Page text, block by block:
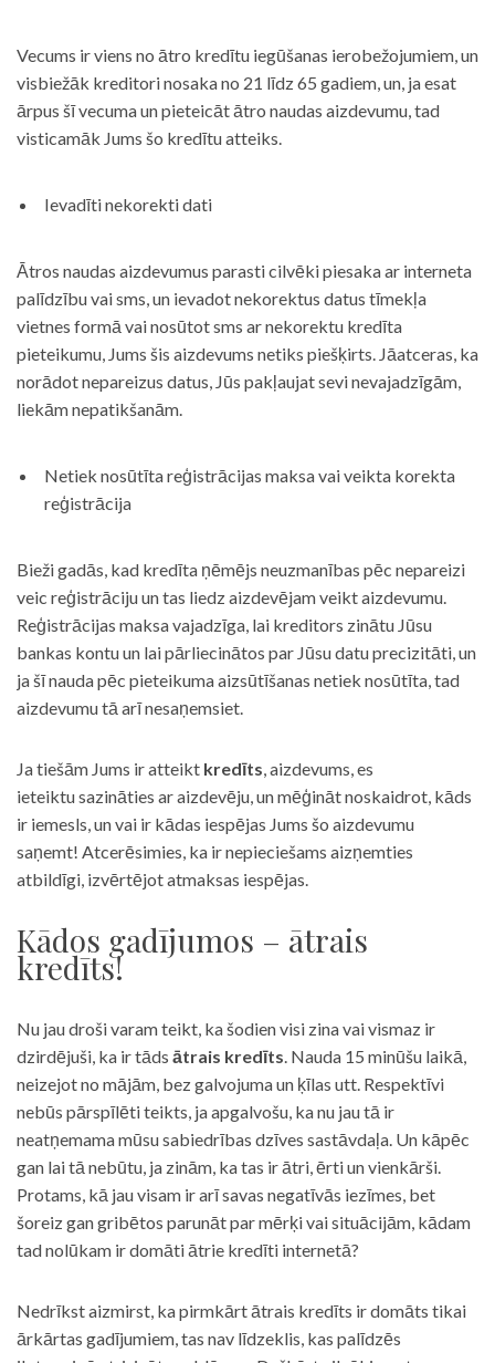
Vecums ir viens no ātro kredītu iegūšanas ierobežojumiem, un
visbiežāk kreditori nosaka no 21 līdz 65 gadiem, un, ja esat
ārpus šī vecuma un pieteicāt ātro naudas aizdevumu, tad
visticamāk Jums šo kredītu atteiks.
Ievadīti nekorekti dati
Ātros naudas aizdevumus parasti cilvēki piesaka ar interneta
palīdzību vai sms, un ievadot nekorektus datus tīmekļa
vietnes formā vai nosūtot sms ar nekorektu kredīta
pieteikumu, Jums šis aizdevums netiks piešķirts. Jāatceras, ka
norādot nepareizus datus, Jūs pakļaujat sevi nevajadzīgām,
liekām nepatikšanām.
Netiek nosūtīta reģistrācijas maksa vai veikta korekta
reģistrācija
Bieži gadās, kad kredīta ņēmējs neuzmanības pēc nepareizi
veic reģistrāciju un tas liedz aizdevējam veikt aizdevumu.
Reģistrācijas maksa vajadzīga, lai kreditors zinātu Jūsu
bankas kontu un lai pārliecinātos par Jūsu datu precizitāti, un
ja šī nauda pēc pieteikuma aizsūtīšanas netiek nosūtīta, tad
aizdevumu tā arī nesaņemsiet.
Ja tiešām Jums ir atteikt kredīts, aizdevums, es
ieteiktu sazināties ar aizdevēju, un mēģināt noskaidrot, kāds
ir iemesls, un vai ir kādas iespējas Jums šo aizdevumu
saņemt! Atcerēsimies, ka ir nepieciešams aizņemties
atbildīgi, izvērtējot atmaksas iespējas.
Kādos gadījumos – ātrais
kredīts!
Nu jau droši varam teikt, ka šodien visi zina vai vismaz ir
dzirdējuši, ka ir tāds ātrais kredīts. Nauda 15 minūšu laikā,
neizejot no mājām, bez galvojuma un ķīlas utt. Respektīvi
nebūs pārspīlēti teikts, ja apgalvošu, ka nu jau tā ir
neatņemama mūsu sabiedrības dzīves sastāvdaļa. Un kāpēc
gan lai tā nebūtu, ja zinām, ka tas ir ātri, ērti un vienkārši.
Protams, kā jau visam ir arī savas negatīvās iezīmes, bet
šoreiz gan gribētos parunāt par mērķi vai situācijām, kādam
tad nolūkam ir domāti ātrie kredīti internetā?
Nedrīkst aizmirst, ka pirmkārt ātrais kredīts ir domāts tikai
ārkārtas gadījumiem, tas nav līdzeklis, kas palīdzēs